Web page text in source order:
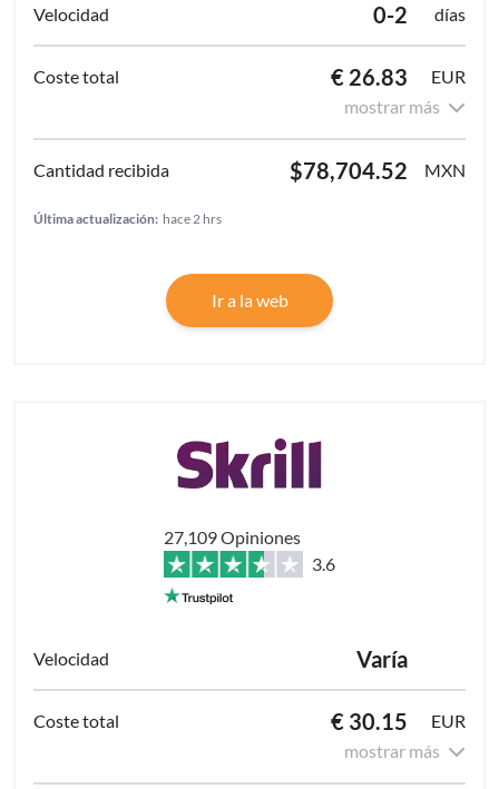
0-2 días
€ 26.83
EUR
mostrar más
$78,704.52 MXN
Última actualización: hace 2 hrs
Ir a la web
27,109 Opiniones
3.6
Varía
€ 30.15
EUR
mostrar más